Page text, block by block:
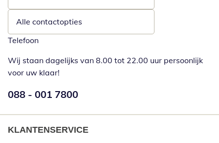
Opent e-mailclient
Alle contactopties
Telefoon
Wij staan dagelijks van 8.00 tot 22.00 uur persoonlijk
voor uw klaar!
Telefoonnummer:
088 - 001 7800
KLANTENSERVICE